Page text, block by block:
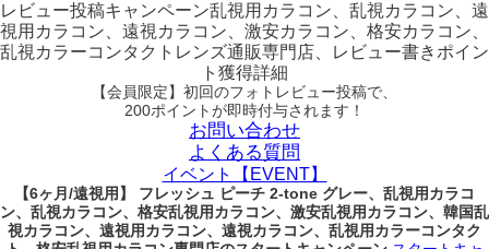
レビュー投稿キャンペーン乱視用カラコン、乱視カラコン、遠
視用カラコン、遠視カラコン、激安カラコン、格安カラコン、
乱視カラーコンタクトレンズ通販専門店、レビュー書きポイン
ト獲得詳細
【会員限定】初回のフォトレビュー投稿で、
200ポイントが即時付与されます！
お問い合わせ
よくある質問
イベント【EVENT】
【6ヶ月/遠視用】 フレッシュ ピーチ 2-tone グレー、乱視用カラコ
ン、乱視カラコン、格安乱視用カラコン、激安乱視用カラコン、韓国乱
視カラコン、遠視用カラコン、遠視カラコン、乱視用カラーコンタク